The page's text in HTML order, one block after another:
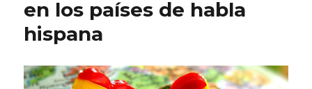
en los países de habla
hispana